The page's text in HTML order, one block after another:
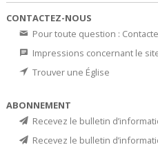
CONTACTEZ-NOUS
Pour toute question :
Impressions concernant le
Trouver une Église
ABONNEMENT
Recevez le bulletin
Recevez le bulletin